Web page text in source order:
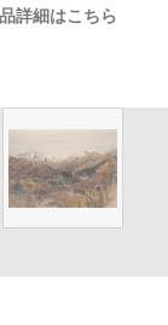
詳細はこちら